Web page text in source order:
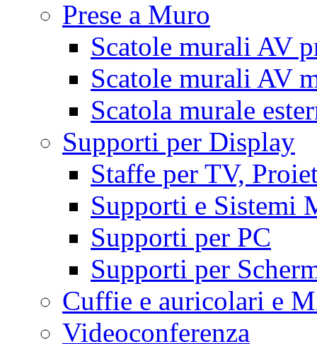
Prese a Muro
Scatole murali AV
Scatole murali AV
Scatola murale
Supporti per Display
Staffe per TV,
Supporti e Sistemi
Supporti per PC
Supporti per
Cuffie e auricolari e
Videoconferenza